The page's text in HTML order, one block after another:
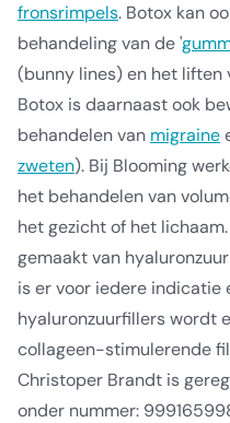
fronsrimpels. Botox kan
behandeling van de '
(bunny lines) en het liften
Botox is daarnaast ook
behandelen van migraine
zweten). Bij Blooming
het behandelen van
het gezicht of het
gemaakt van
is er voor iedere indicatie
hyaluronzuurfillers wordt
collageen-stimulerende
Christoper Brandt is
onder nummer: